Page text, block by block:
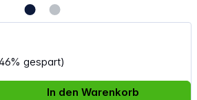
gespart)
Gib den gewünschten
In den Warenkorb